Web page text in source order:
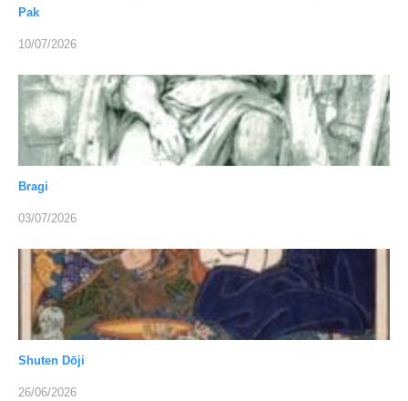
Pak
10/07/2026
Bragi
03/07/2026
Shuten Dōji
26/06/2026